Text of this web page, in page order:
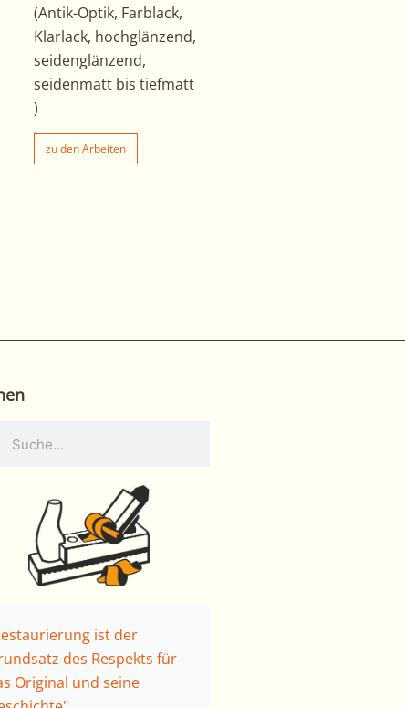
(Antik-Optik, Farblack,
Klarlack, hochglänzend,
seidenglänzend,
seidenmatt bis tiefmatt
)
zu den Arbeiten
ist der
des Respekts für
Original und seine